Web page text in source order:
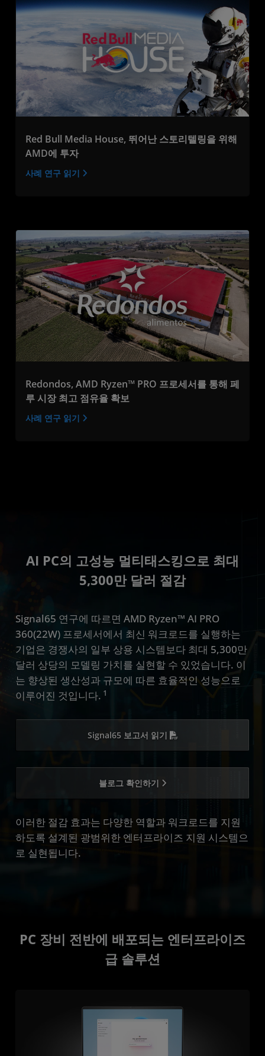
Red Bull Media House, 뛰어난 스토리텔링을 위해
AMD에 투자
사례 연구 읽기
Redondos, AMD Ryzen™ PRO 프로세서를 통해 페
루 시장 최고 점유율 확보
사례 연구 읽기
AI PC의 고성능 멀티태스킹으로 최대
5,300만 달러 절감
Signal65 연구에 따르면 AMD Ryzen™ AI PRO
360(22W) 프로세서에서 최신 워크로드를 실행하는
기업은 경쟁사의 일부 상용 시스템보다 최대 5,300만
달러 상당의 모델링 가치를 실현할 수 있었습니다. 이
는 향상된 생산성과 규모에 따른 효율적인 성능으로
이루어진 것입니다. 1
Signal65 보고서 읽기
블로그 확인하기
이러한 절감 효과는 다양한 역할과 워크로드를 지원
하도록 설계된 광범위한 엔터프라이즈 지원 시스템으
로 실현됩니다.
PC 장비 전반에 배포되는 엔터프라이즈
급 솔루션